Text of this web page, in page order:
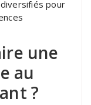
pour
une
au
?